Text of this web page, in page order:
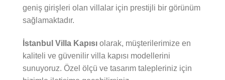
geniş girişleri olan villalar için prestijli bir görünüm
sağlamaktadır.
İstanbul Villa Kapısı olarak, müşterilerimize en
kaliteli ve güvenilir villa kapısı modellerini
sunuyoruz. Özel ölçü ve tasarım talepleriniz için